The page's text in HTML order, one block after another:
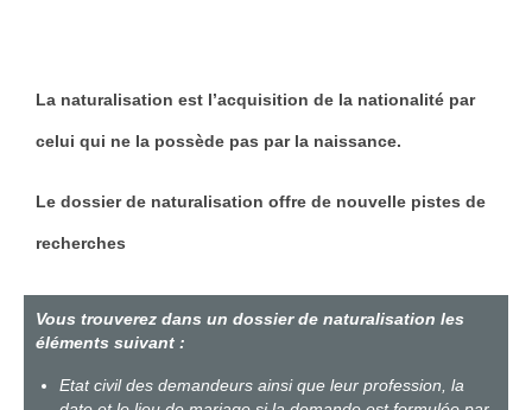
La naturalisation est l’acquisition de la nationalité par
celui qui ne la possède pas par la naissance.
Le dossier de naturalisation offre de nouvelle pistes de
recherches
Vous trouverez dans un dossier de naturalisation les
éléments suivant :
Etat civil des demandeurs ainsi que leur profession, la